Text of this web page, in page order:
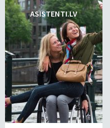
ASISTENTI.LV